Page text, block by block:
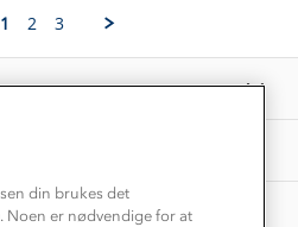
1 2 3
her⛰
din brukes det
Noen er nødvendige for at